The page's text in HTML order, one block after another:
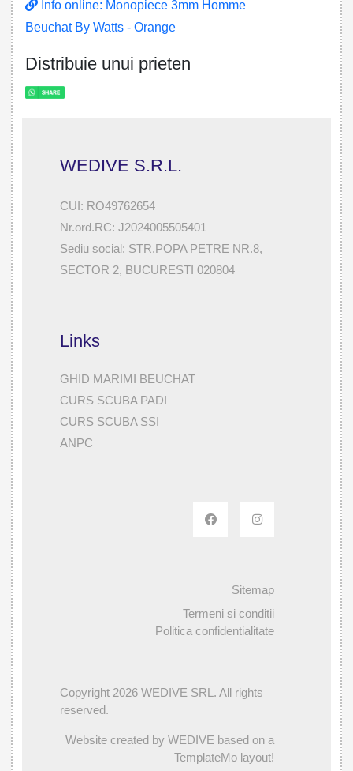
Info online: Monopiece 3mm Homme
Beuchat By Watts - Orange
Distribuie unui prieten
WEDIVE S.R.L.
CUI: RO49762654
Nr.ord.RC: J2024005505401
Sediu social: STR.POPA PETRE NR.8,
SECTOR 2, BUCURESTI 020804
Links
GHID MARIMI BEUCHAT
CURS SCUBA PADI
CURS SCUBA SSI
ANPC
Sitemap
Termeni si conditii
Politica confidentialitate
Copyright 2026 WEDIVE SRL. All rights
reserved.
Website created by WEDIVE based on a
TemplateMo layout!